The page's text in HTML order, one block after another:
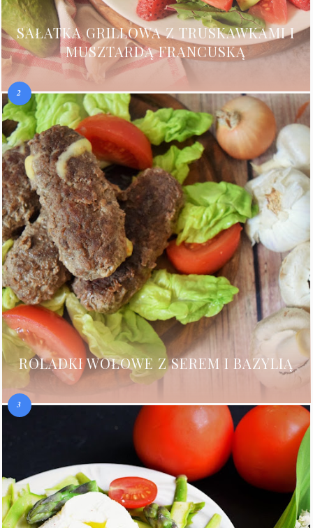
SAŁATKA GRILLOWA Z TRUSKAWKAMI I
MUSZTARDĄ FRANCUSKĄ
ROLADKI WOŁOWE Z SEREM I BAZYLIĄ